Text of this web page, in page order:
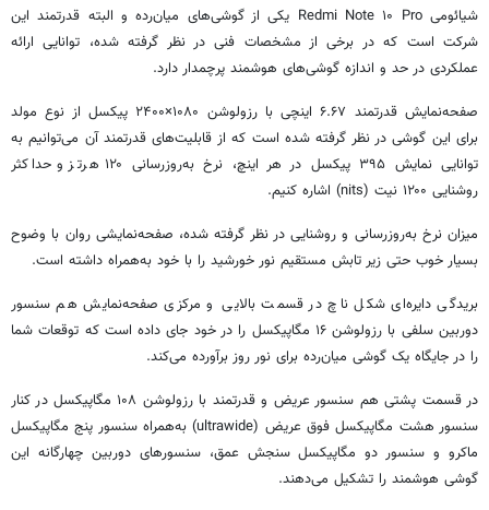
شیائومی Redmi Note ۱۰ Pro یکی از گوشی‌های میان‌رده و البته قدرتمند این
شرکت است که در برخی از مشخصات فنی در نظر گرفته شده، توانایی ارائه
عملکردی در حد و اندازه گوشی‌های هوشمند پرچمدار دارد.
صفحه‌نمایش قدرتمند ۶.۶۷ اینچی با رزولوشن ۱۰۸۰×۲۴۰۰ پیکسل از نوع مولد
برای این گوشی در نظر گرفته شده است که از قابلیت‌های قدرتمند آن می‌توانیم به
توانایی نمایش ۳۹۵ پیکسل در هر اینچ، نرخ به‌روزرسانی ۱۲۰ هرتز و حداکثر
روشنایی ۱۲۰۰ نیت (nits) اشاره کنیم.
میزان نرخ به‌روزرسانی و روشنایی در نظر گرفته شده، صفحه‌نمایشی روان با وضوح
بسیار خوب حتی زیر تابش مستقیم نور خورشید را با خود به‌همراه داشته است.
بریدگی دایره‌ای شکل ناچ در قسمت بالایی و مرکزی صفحه‌نمایش هم سنسور
دوربین سلفی با رزولوشن ۱۶ مگاپیکسل را در خود جای داده است که توقعات شما
را در جایگاه یک گوشی میان‌رده برای نور روز برآورده می‌کند.
در قسمت پشتی هم سنسور عریض و قدرتمند با رزولوشن ۱۰۸ مگاپیکسل در کنار
سنسور هشت مگاپیکسل فوق عریض (ultrawide) به‌همراه سنسور پنج مگاپیکسل
ماکرو و سنسور دو مگاپیکسل سنجش عمق، سنسورهای دوربین چهارگانه این
گوشی هوشمند را تشکیل می‌دهند.